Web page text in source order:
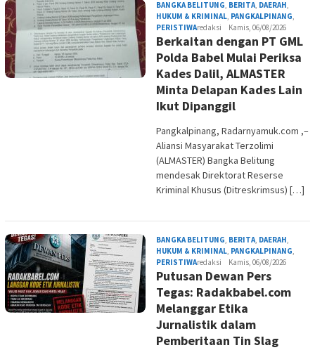
BANGKA BELITUNG, BERITA, DAERAH,
HUKUM & KRIMINAL, PANGKALPINANG,
PERISTIWAredaksi Kamis, 06/08/2026
Berkaitan dengan PT GML
Polda Babel Mulai Periksa
Kades Dalil, ALMASTER
Minta Delapan Kades Lain
Ikut Dipanggil
Pangkalpinang, Radarnyamuk.com ,–
Aliansi Masyarakat Terzolimi
(ALMASTER) Bangka Belitung
mendesak Direktorat Reserse
Kriminal Khusus (Ditreskrimsus) […]
BANGKA BELITUNG, BERITA, DAERAH,
HUKUM & KRIMINAL, PANGKALPINANG,
PERISTIWAredaksi Kamis, 06/08/2026
Putusan Dewan Pers
Tegas: Radakbabel.com
Melanggar Etika
Jurnalistik dalam
Pemberitaan Tin Slag